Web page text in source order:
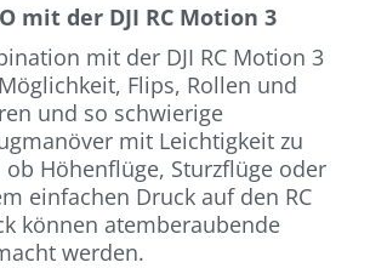
mit der DJI RC Motion 3
mit der DJI RC Motion 3
Flips, Rollen und
und so schwierige
mit Leichtigkeit zu
Höhenflüge, Sturzflüge oder
einfachen Druck auf den RC
können atemberaubende
werden.